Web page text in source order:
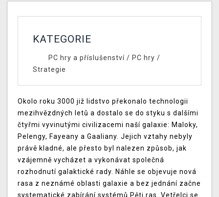
KATEGORIE
PC hry a příslušenství/ PC hry /
Strategie
Okolo roku 3000 již lidstvo překonalo technologii
mezihvězdných letů a dostalo se do styku s dalšími
čtyřmi vyvinutými civilizacemi naší galaxie: Maloky,
Pelengy, Fayeany a Gaaliany. Jejich vztahy nebyly
právě kladné, ale přesto byl nalezen způsob, jak
vzájemně vycházet a vykonávat společná
rozhodnutí galaktické rady. Náhle se objevuje nová
rasa z neznámé oblasti galaxie a bez jednání začne
systematické zabírání systémů Pěti ras. Vetřelci se